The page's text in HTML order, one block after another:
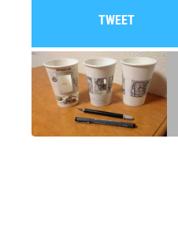
TWEET